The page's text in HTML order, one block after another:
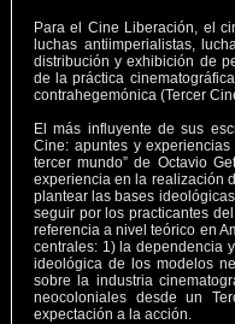
Para el Cine Liberación, el
luchas antiimperialistas,
distribución y exhibición de
de la práctica
contrahegemónica (Tercer
El más influyente de sus
Cine: apuntes y
tercer mundo” de Octavio
experiencia en la realización
plantear las bases
seguir por los practicantes
referencia a nivel teórico en
centrales: 1) la dependencia
ideológica de los modelos
sobre la industria
neocoloniales desde un
expectación a la acción.